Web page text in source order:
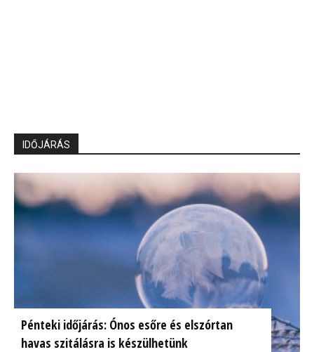
IDŐJÁRÁS
Pénteki időjárás: Ónos esőre és elszórtan
havas szitálásra is készülhetünk